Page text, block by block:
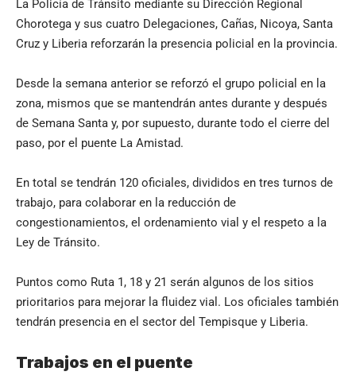
La Policía de Tránsito mediante su Dirección Regional
Chorotega y sus cuatro Delegaciones, Cañas, Nicoya, Santa
Cruz y Liberia reforzarán la presencia policial en la provincia.
Desde la semana anterior se reforzó el grupo policial en la
zona, mismos que se mantendrán antes durante y después
de Semana Santa y, por supuesto, durante todo el cierre del
paso, por el puente La Amistad.
En total se tendrán 120 oficiales, divididos en tres turnos de
trabajo, para colaborar en la reducción de
congestionamientos, el ordenamiento vial y el respeto a la
Ley de Tránsito.
Puntos como Ruta 1, 18 y 21 serán algunos de los sitios
prioritarios para mejorar la fluidez vial. Los oficiales también
tendrán presencia en el sector del Tempisque y Liberia.
Trabajos en el puente